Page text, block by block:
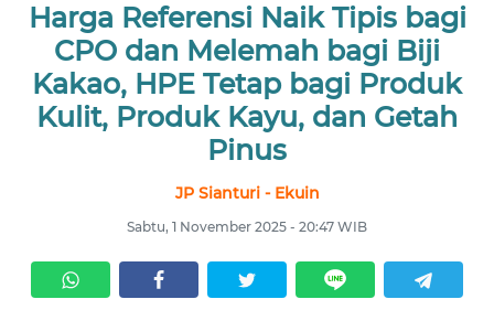
Harga Referensi Naik Tipis bagi
CPO dan Melemah bagi Biji
Kakao, HPE Tetap bagi Produk
Kulit, Produk Kayu, dan Getah
Pinus
JP Sianturi - Ekuin
Sabtu, 1 November 2025 - 20:47 WIB
NASIONAL
DAERAH
POLHUKAM
EKUIN